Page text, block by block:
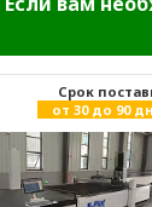
Cрок
от 30 до 90